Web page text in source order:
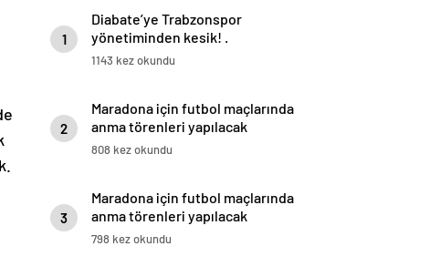
1
Diabate’ye Trabzonspor
yönetiminden kesik! .
1143 kez okundu
2
Maradona için futbol maçlarında
anma törenleri yapılacak
808 kez okundu
3
Maradona için futbol maçlarında
anma törenleri yapılacak
798 kez okundu